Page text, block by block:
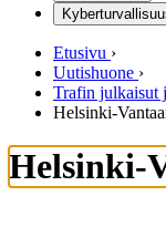
Etusivu ›
Uutishuone ›
Trafin julkaisut
Helsinki-
Helsinki-